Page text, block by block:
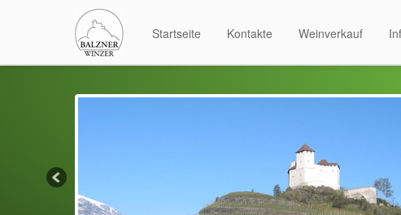
Startseite Kontakte Weinverkauf